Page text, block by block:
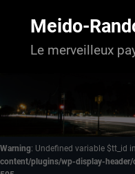
Meido-
Le merveilleux
Warning: Undefined variable $tt_id in
content/plugins/wp-display-